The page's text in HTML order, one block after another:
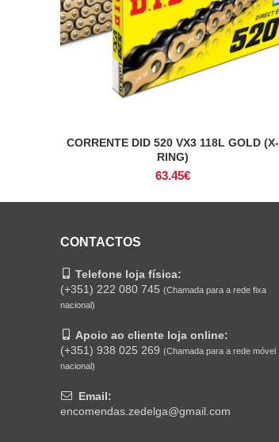
ADICIONAR
CORRENTE DID 520 VX3 118L GOLD (X-
RING)
63.45€
CONTACTOS
Telefone loja física:
(+351) 222 080 745 (Chamada para a rede fixa
nacional)
Apoio ao cliente loja online:
(+351) 938 025 269 (Chamada para a rede móvel
nacional)
Email:
encomendas.zedelga@gmail.com